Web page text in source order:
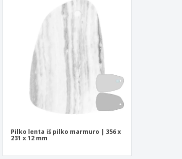
Pilko lenta iš pilko marmuro | 356 x
231 x 12 mm